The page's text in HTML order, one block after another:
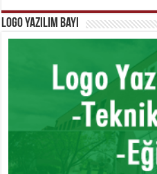
Logo Yazılım Bayi